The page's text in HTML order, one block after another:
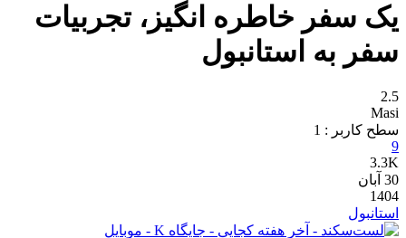
یک سفر خاطره انگیز، تجربیات
سفر به استانبول
2.5
Masi
سطح کاربر : 1
9
3.3K
30 آبان
1404
استانبول